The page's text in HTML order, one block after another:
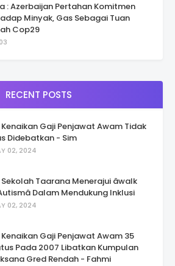
: Azerbaijan Pertahan Komitmen
Minyak, Gas Sebagai Tuan
Cop29
RECENT POSTS
Kenaikan Gaji Penjawat Awam Tidak
Didebatkan - Sim
02, 2024
Taarana Menerajui âwalk
Dalam Mendukung Inklusi
02, 2024
Kenaikan Gaji Penjawat Awam 35
Pada 2007 Libatkan Kumpulan
Gred Rendah - Fahmi